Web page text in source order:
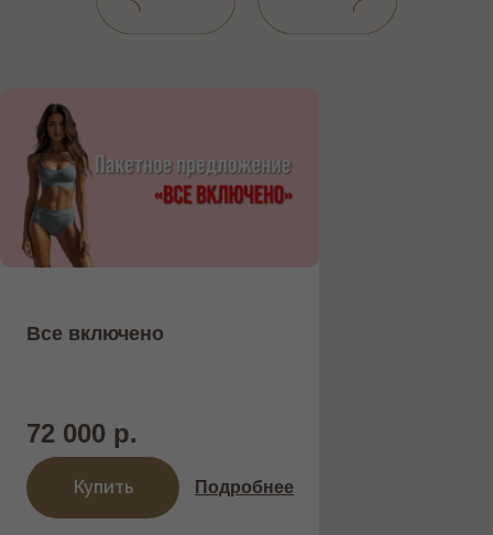
Подробнее
72 000 р.
Все включено
Купить